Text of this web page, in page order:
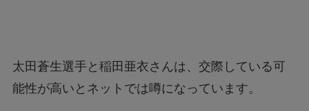
太田蒼生選手と稲田亜衣さんは、交際している可
能性が高いとネットでは噂になっています。